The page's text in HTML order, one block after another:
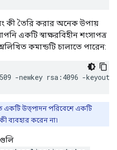
কী তৈরি করার অনেক উপায়
একটি স্বাক্ষরবিহীন শংসাপত্র
কমান্ডটি চালাতে পারেন:
-newkey rsa:4096 -keyout
একটি উত্পাদন পরিবেশে একটি
ব্যবহার করেন না৷